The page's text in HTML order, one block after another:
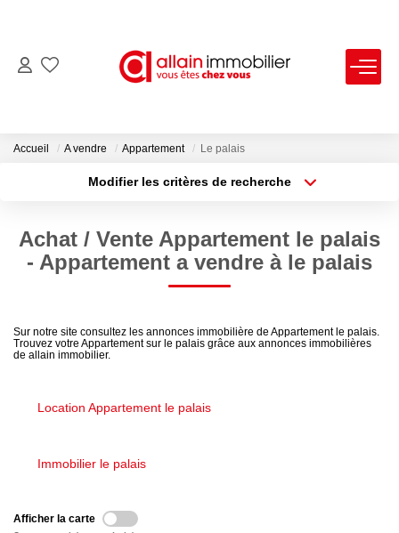
LOCATIONS
SYNDIC
Nous Contacter
Nous Rejoindre
LOCATIONS VACANCES
Accueil A vendre Appartement Le palais
Modifier les critères de recherche
Sélectionnez...
Type de bien
Surface min
Créer une alerte
Achat / Vente Appartement le palais
- Appartement a vendre à le palais
Sur notre site consultez les annonces immobilière de Appartement le palais.
Trouvez votre Appartement sur le palais grâce aux annonces immobilières
de allain immobilier.
Location Appartement le palais
Immobilier le palais
Afficher la carte